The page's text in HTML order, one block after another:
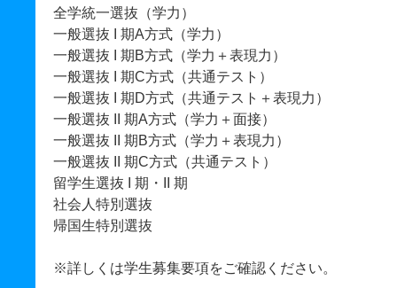
全学統一選抜（学力）
一般選抜 I 期A方式（学力）
一般選抜 I 期B方式（学力＋表現力）
一般選抜 I 期C方式（共通テスト）
一般選抜 I 期D方式（共通テスト＋表現力）
一般選抜 II 期A方式（学力＋面接）
一般選抜 II 期B方式（学力＋表現力）
一般選抜 II 期C方式（共通テスト）
留学生選抜 I 期・II 期
社会人特別選抜
帰国生特別選抜
※詳しくは学生募集要項をご確認ください。